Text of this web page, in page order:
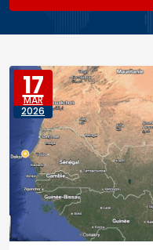
17
MAR
2026